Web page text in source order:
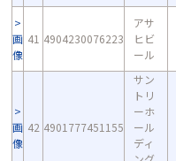
画
像
41 4904230076223
アサ
ヒビ
ール
画
像
42 4901777451155
サン
トリ
ーホ
ール
ディ